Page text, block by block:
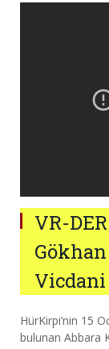
VR-
Vicdani
HürKirpi’nin 15
bulunan Abbara